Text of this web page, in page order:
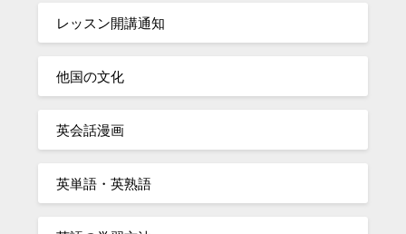
レッスン開講通知
他国の文化
英会話漫画
英単語・英熟語